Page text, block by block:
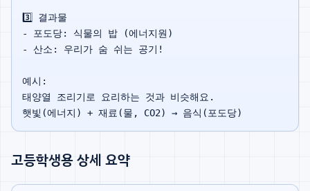
3️⃣ 결과물
- 포도당: 식물의 밥 (에너지원)
- 산소: 우리가 숨 쉬는 공기!
예시:
태양열 조리기로 요리하는 것과 비슷해요.
고등학생용 상세 요약